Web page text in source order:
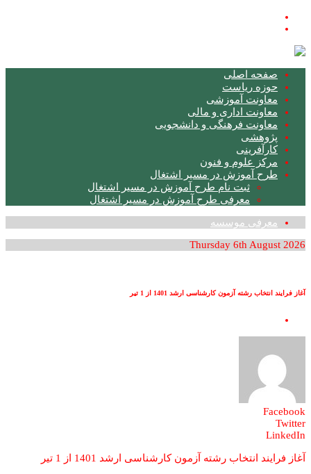
صفحه اصلی
حوزه ریاست
معاونت آموزشی
معاونت اداری و مالی
معاونت فرهنگی و دانشجویی
پژوهشی
کارآفرینی
مرکز علوم و فنون
طرح آموزش در مسیر اشتغال
ثبت نام طرح آموزش در مسیر اشتغال
معرفی طرح آموزش در مسیر اشتغال
معرفی موسسه
Thursday 6th August 2026
آغاز فرایند انتخاب رشته آزمون کارشناسی ارشد 1401 از 1 تیر
Facebook
Twitter
LinkedIn
آغاز فرایند انتخاب رشته آزمون کارشناسی ارشد 1401 از 1 تیر